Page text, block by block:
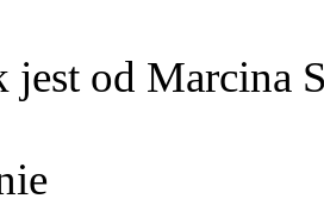
od Marcina